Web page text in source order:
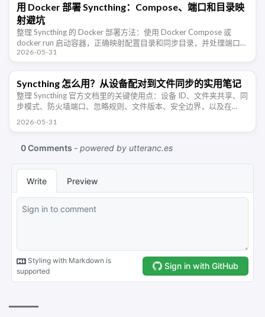
用 Docker 部署 Syncthing：Compose、端口和目录映
射避坑
整理 Syncthing 的 Docker 部署方法：使用 Docker Compose 或
docker run 启动容器，正确映射配置目录和同步目录，并处理端口、
防火墙、PUID/PGID 权限和 …
2026-05-31
Syncthing 怎么用？从设备配对到文件同步的实用笔记
整理 Syncthing 官方文档里的关键使用点：设备 ID、文件夹共享、同
步模式、防火墙端口、忽略规则、文件版本、安全边界，以及在
2026-05-31